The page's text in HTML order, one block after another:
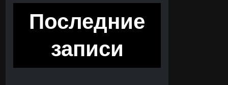
Последние
записи